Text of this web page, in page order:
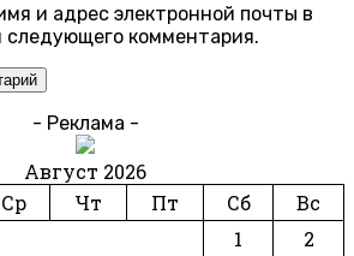
и адрес электронной почты в
следующего комментария.
- Реклама -
Август 2026
Ср Чт Пт Сб
Вс
1
2